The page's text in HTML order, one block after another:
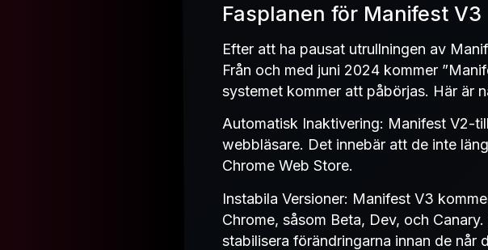
Fasplanen för Manifest V3
Efter att ha pausat utrullningen av
Från och med juni 2024 kommer
systemet kommer att påbörjas. Här är
Automatisk Inaktivering: Manifest V2-
webbläsare. Det innebär att de inte
Chrome Web Store.
Instabila Versioner: Manifest V3
Chrome, såsom Beta, Dev, och
stabilisera förändringarna innan de når